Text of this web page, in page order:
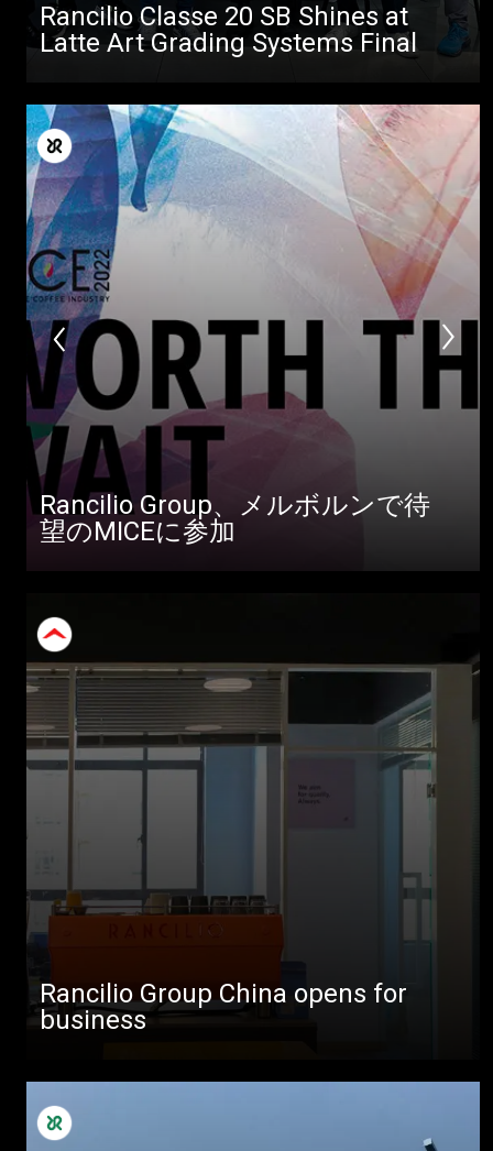
Rancilio Classe 20 SB Shines at
Latte Art Grading Systems Final
Rancilio Group、メルボルンで待
望のMICEに参加
Rancilio Group China opens for
business
すべて
ニュース